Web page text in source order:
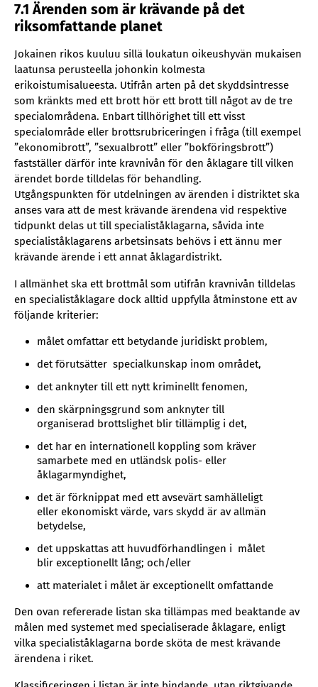
7.1 Ärenden som är krävande på det
riksomfattande planet
Jokainen rikos kuuluu sillä loukatun oikeushyvän mukaisen
laatunsa perusteella johonkin kolmesta
erikoistumisalueesta. Utifrån arten på det skyddsintresse
som kränkts med ett brott hör ett brott till något av de tre
specialområdena. Enbart tillhörighet till ett visst
specialområde eller brottsrubriceringen i fråga (till exempel
”ekonomibrott”, ”sexualbrott” eller ”bokföringsbrott”)
fastställer därför inte kravnivån för den åklagare till vilken
ärendet borde tilldelas för behandling.
Utgångspunkten för utdelningen av ärenden i distriktet ska
anses vara att de mest krävande ärendena vid respektive
tidpunkt delas ut till specialiståklagarna, såvida inte
specialiståklagarens arbetsinsats behövs i ett ännu mer
krävande ärende i ett annat åklagardistrikt.
I allmänhet ska ett brottmål som utifrån kravnivån tilldelas
en specialiståklagare dock alltid uppfylla åtminstone ett av
följande kriterier:
målet omfattar ett betydande juridiskt problem,
det förutsätter specialkunskap inom området,
det anknyter till ett nytt kriminellt fenomen,
den skärpningsgrund som anknyter till
organiserad brottslighet blir tillämplig i det,
det har en internationell koppling som kräver
samarbete med en utländsk polis- eller
åklagarmyndighet,
det är förknippat med ett avsevärt samhälleligt
eller ekonomiskt värde, vars skydd är av allmän
betydelse,
det uppskattas att huvudförhandlingen i målet
blir exceptionellt lång; och/eller
att materialet i målet är exceptionellt omfattande
Den ovan refererade listan ska tillämpas med beaktande av
målen med systemet med specialiserade åklagare, enligt
vilka specialiståklagarna borde sköta de mest krävande
ärendena i riket.